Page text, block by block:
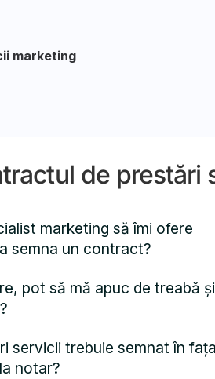
marketing
de prestări
marketing să îmi ofere
semna un contract?
pot să mă apuc de treabă
servicii trebuie semnat în
notar?